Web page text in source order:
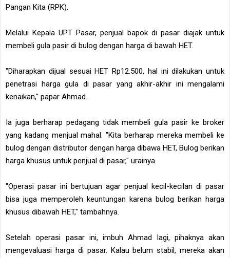
Pangan Kita (RPK).
Melalui Kepala UPT Pasar, penjual bapok di pasar diajak untuk
membeli gula pasir di bulog dengan harga di bawah HET.
"Diharapkan dijual sesuai HET Rp12.500, hal ini dilakukan untuk
penetrasi harga gula di pasar yang akhir-akhir ini mengalami
kenaikan," papar Ahmad.
Ia juga berharap pedagang tidak membeli gula pasir ke broker
yang kadang menjual mahal. "Kita berharap mereka membeli ke
bulog dengan distributor dengan harga dibawa HET, Bulog berikan
harga khusus untuk penjual di pasar," urainya.
"Operasi pasar ini bertujuan agar penjual kecil-kecilan di pasar
bisa juga memperoleh keuntungan karena bulog berikan harga
khusus dibawah HET," tambahnya.
Setelah operasi pasar ini, imbuh Ahmad lagi, pihaknya akan
mengevaluasi harga di pasar. Kalau belum stabil, mereka akan